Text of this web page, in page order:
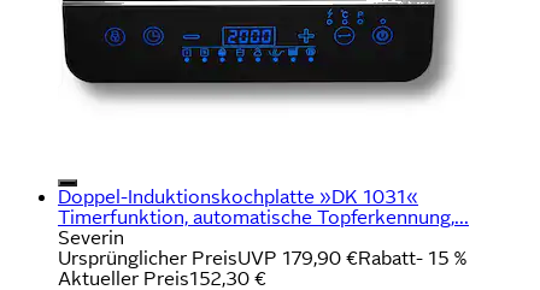
Doppel-Induktionskochplatte »DK 1031«
Timerfunktion, automatische Topferkennung,...
Severin
Ursprünglicher PreisUVP 179,90 €Rabatt- 15 %
Aktueller Preis152,30 €